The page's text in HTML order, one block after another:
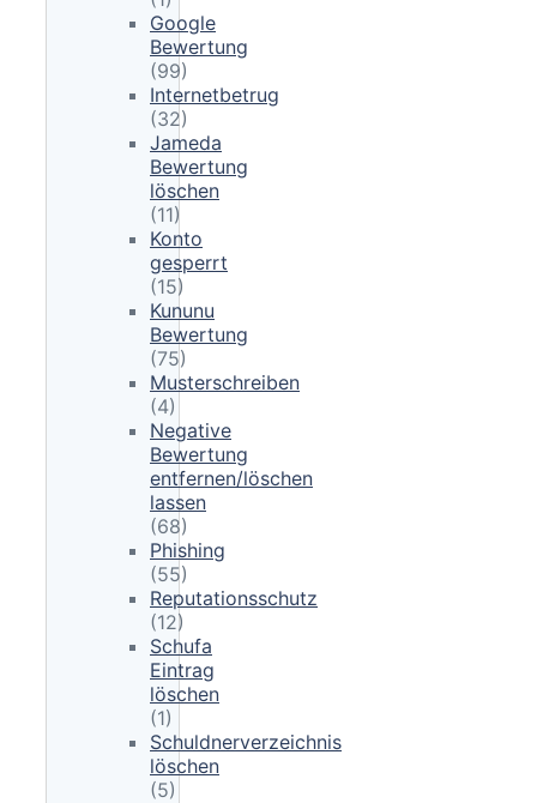
Google
Bewertung
(99)
Internetbetrug
(32)
Jameda
Bewertung
löschen
(11)
Konto
gesperrt
(15)
Kununu
Bewertung
(75)
Musterschreiben
(4)
Negative
Bewertung
entfernen/löschen
lassen
(68)
Phishing
(55)
Reputationsschutz
(12)
Schufa
Eintrag
löschen
(1)
Schuldnerverzeichnis
löschen
(5)